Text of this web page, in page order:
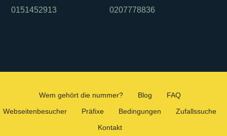
0151452913 0207778836
Wem gehört die nummer? Blog
FAQ
Webseitenbesucher
Präfixe Bedingungen
Zufallssuche
Kontakt